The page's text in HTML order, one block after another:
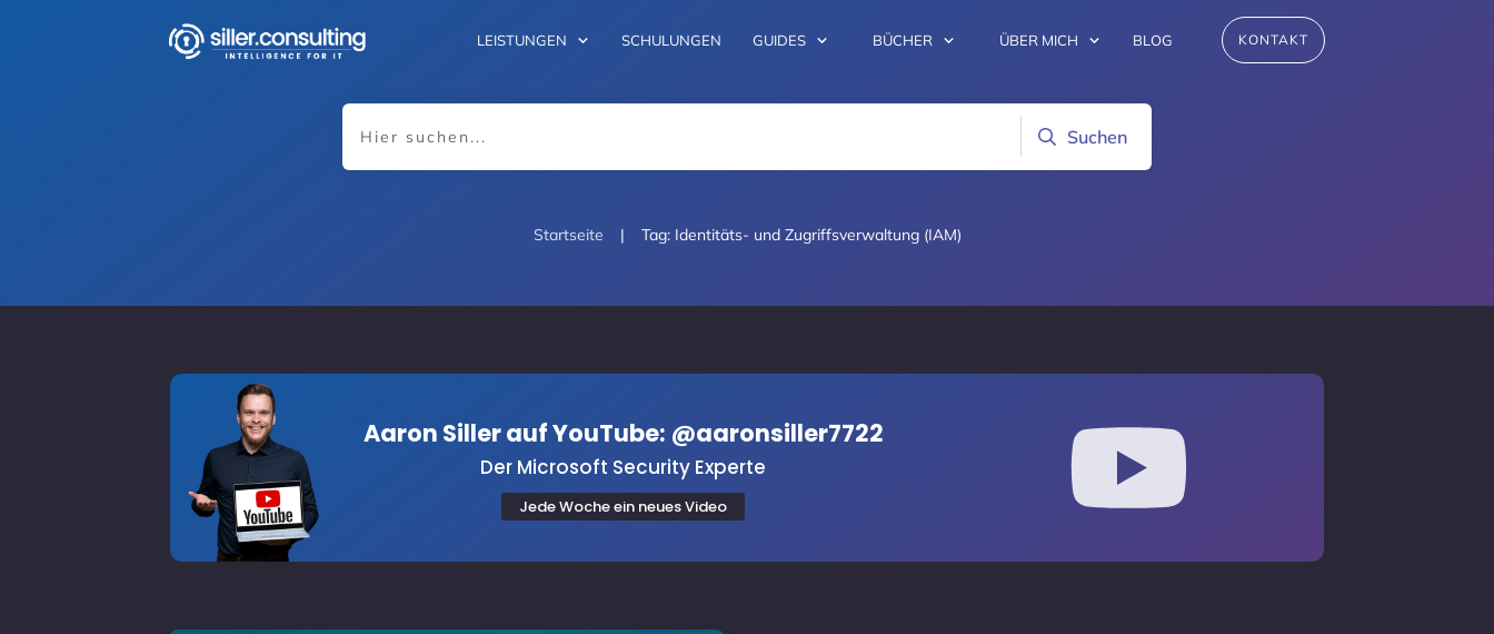
LEISTUNGEN SCHULUNGEN GUIDES BÜCHER ÜBER MICH BLOG KONTAKT
Suchen
Startseite | Tag: Identitäts- und Zugriffsverwaltung (IAM)
Aaron Siller auf YouTube: @aaronsiller7722
Der Microsoft Security Experte
Jede Woche ein neues Video